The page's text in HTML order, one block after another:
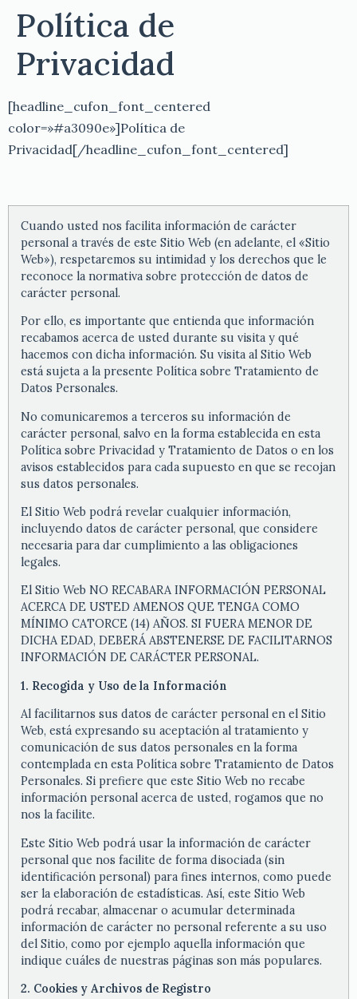
Política de
Privacidad
[headline_cufon_font_centered
color=»#a3090e»]Política de
Privacidad[/headline_cufon_font_centered]
Cuando usted nos facilita información de carácter
personal a través de este Sitio Web (en adelante, el «Sitio
Web»), respetaremos su intimidad y los derechos que le
reconoce la normativa sobre protección de datos de
carácter personal.
Por ello, es importante que entienda que información
recabamos acerca de usted durante su visita y qué
hacemos con dicha información. Su visita al Sitio Web
está sujeta a la presente Política sobre Tratamiento de
Datos Personales.
No comunicaremos a terceros su información de
carácter personal, salvo en la forma establecida en esta
Política sobre Privacidad y Tratamiento de Datos o en los
avisos establecidos para cada supuesto en que se recojan
sus datos personales.
El Sitio Web podrá revelar cualquier información,
incluyendo datos de carácter personal, que considere
necesaria para dar cumplimiento a las obligaciones
legales.
El Sitio Web NO RECABARA INFORMACIÓN PERSONAL
ACERCA DE USTED AMENOS QUE TENGA COMO
MÍNIMO CATORCE (14) AÑOS. SI FUERA MENOR DE
DICHA EDAD, DEBERÁ ABSTENERSE DE FACILITARNOS
INFORMACIÓN DE CARÁCTER PERSONAL.
1. Recogida y Uso de la Información
Al facilitarnos sus datos de carácter personal en el Sitio
Web, está expresando su aceptación al tratamiento y
comunicación de sus datos personales en la forma
contemplada en esta Política sobre Tratamiento de Datos
Personales. Si prefiere que este Sitio Web no recabe
información personal acerca de usted, rogamos que no
nos la facilite.
Este Sitio Web podrá usar la información de carácter
personal que nos facilite de forma disociada (sin
identificación personal) para fines internos, como puede
ser la elaboración de estadísticas. Así, este Sitio Web
podrá recabar, almacenar o acumular determinada
información de carácter no personal referente a su uso
del Sitio, como por ejemplo aquella información que
indique cuáles de nuestras páginas son más populares.
2. Cookies y Archivos de Registro